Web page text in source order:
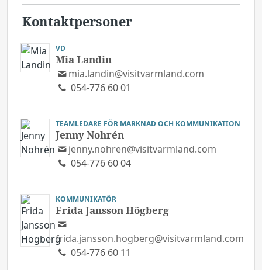
Kontaktpersoner
VD
Mia Landin
mia.landin@visitvarmland.com
054-776 60 01
TEAMLEDARE FÖR MARKNAD OCH KOMMUNIKATION
Jenny Nohrén
jenny.nohren@visitvarmland.com
054-776 60 04
KOMMUNIKATÖR
Frida Jansson Högberg
frida.jansson.hogberg@visitvarmland.com
054-776 60 11